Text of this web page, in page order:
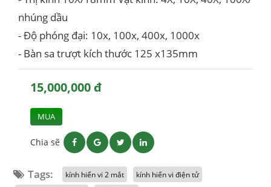
nhúng dầu
- Độ phóng đại: 10x, 100x, 400x, 1000x
- Bàn sa trượt kích thước 125 x135mm
15,000,000 đ
MUA
Chia sẽ
Tags: kính hiển vi 2 mắt
kính hiển vi điện tử